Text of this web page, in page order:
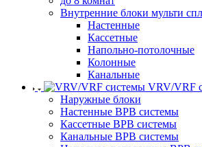
Внутренние блоки мульти
Настенные
Кассетные
Напольно-потолочные
Колонные
Канальные
VRV/VRF
Наружные блоки
Настенные ВРВ системы
Кассетные ВРВ системы
Канальные ВРВ системы